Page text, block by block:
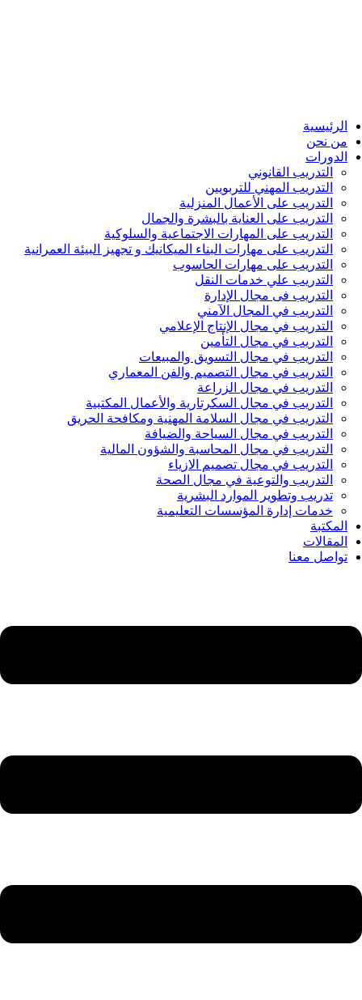
الرئيسية
من نحن
الدورات
التدريب القانوني
التدريب المهني للتربويين
التدريب على الأعمال المنزلية
التدريب على العناية بالبشرة والجمال
التدريب على المهارات الاجتماعية والسلوكية
التدريب على مهارات البناء الميكانيك و تجهيز البيئة العمرانية
التدريب على مهارات الحاسوب
التدريب علي خدمات النقل
التدريب فى مجال الإدارة
التدريب في المجال الآمني
التدريب في مجال الإنتاج الإعلامي
التدريب في مجال التأمين
التدريب في مجال التسويق والمبيعات
التدريب في مجال التصميم والفن المعماري
التدريب في مجال الزراعة
التدريب في مجال السكرتارية والأعمال المكتبية
التدريب في مجال السلامة المهنية ومكافحة الحريق
التدريب في مجال السياحة والضيافة
التدريب في مجال المحاسبة والشؤون المالية
التدريب في مجال تصميم الازياء
التدريب والتوعية في مجال الصحة
تدريب وتطوير الموارد البشرية
خدمات إدارة المؤسسات التعليمية
المكتبة
المقالات
تواصل معنا